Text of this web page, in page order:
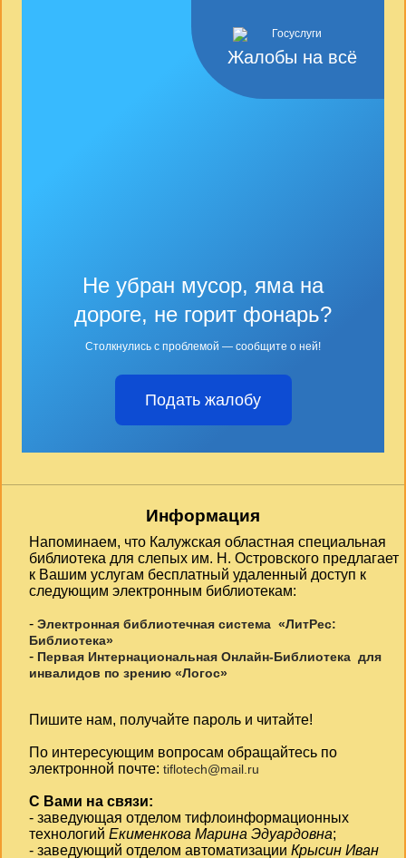
Жалобы на всё
Не убран мусор, яма на
дороге, не горит фонарь?
Столкнулись с проблемой — сообщите о ней!
Подать жалобу
Информация
Напоминаем, что Калужская областная специальная
библиотека для слепых им. Н. Островского предлагает
к Вашим услугам бесплатный удаленный доступ к
следующим электронным библиотекам:
- Электронная библиотечная система «ЛитРес:
Библиотека»
- Первая Интернациональная Онлайн-Библиотека для
инвалидов по зрению «Логос»
Пишите нам, получайте пароль и читайте!
По интересующим вопросам обращайтесь по
электронной почте: tiflotech@mail.ru
С Вами на связи:
- заведующая отделом тифлоинформационных
технологий Екименкова Марина Эдуардовна;
- заведующий отделом автоматизации Крысин Иван